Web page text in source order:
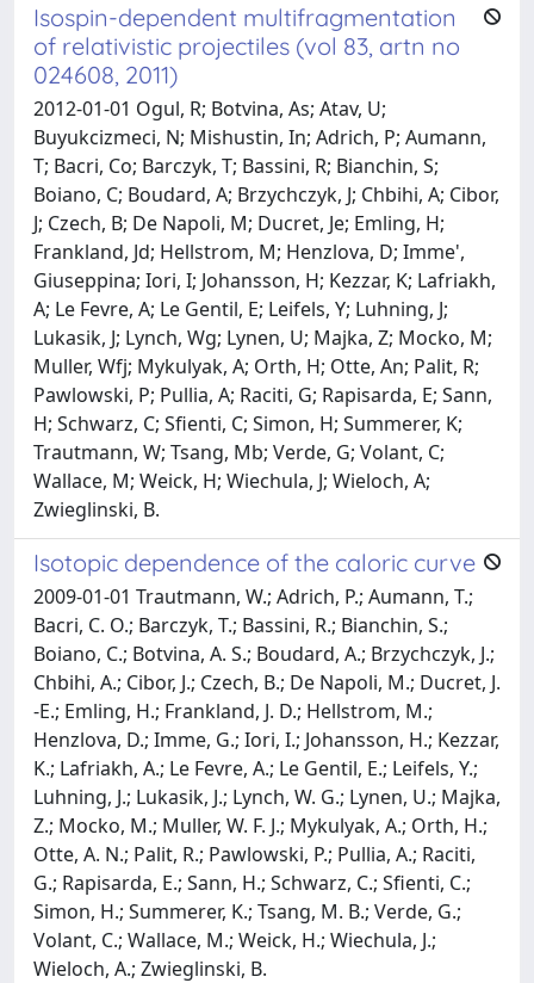
Isospin-dependent multifragmentation
of relativistic projectiles (vol 83, artn no
024608, 2011)
2012-01-01 Ogul, R; Botvina, As; Atav, U;
Buyukcizmeci, N; Mishustin, In; Adrich, P; Aumann,
T; Bacri, Co; Barczyk, T; Bassini, R; Bianchin, S;
Boiano, C; Boudard, A; Brzychczyk, J; Chbihi, A; Cibor,
J; Czech, B; De Napoli, M; Ducret, Je; Emling, H;
Frankland, Jd; Hellstrom, M; Henzlova, D; Imme',
Giuseppina; Iori, I; Johansson, H; Kezzar, K; Lafriakh,
A; Le Fevre, A; Le Gentil, E; Leifels, Y; Luhning, J;
Lukasik, J; Lynch, Wg; Lynen, U; Majka, Z; Mocko, M;
Muller, Wfj; Mykulyak, A; Orth, H; Otte, An; Palit, R;
Pawlowski, P; Pullia, A; Raciti, G; Rapisarda, E; Sann,
H; Schwarz, C; Sfienti, C; Simon, H; Summerer, K;
Trautmann, W; Tsang, Mb; Verde, G; Volant, C;
Wallace, M; Weick, H; Wiechula, J; Wieloch, A;
Zwieglinski, B.
Isotopic dependence of the caloric curve
2009-01-01 Trautmann, W.; Adrich, P.; Aumann, T.;
Bacri, C. O.; Barczyk, T.; Bassini, R.; Bianchin, S.;
Boiano, C.; Botvina, A. S.; Boudard, A.; Brzychczyk, J.;
Chbihi, A.; Cibor, J.; Czech, B.; De Napoli, M.; Ducret, J.
-E.; Emling, H.; Frankland, J. D.; Hellstrom, M.;
Henzlova, D.; Imme, G.; Iori, I.; Johansson, H.; Kezzar,
K.; Lafriakh, A.; Le Fevre, A.; Le Gentil, E.; Leifels, Y.;
Luhning, J.; Lukasik, J.; Lynch, W. G.; Lynen, U.; Majka,
Z.; Mocko, M.; Muller, W. F. J.; Mykulyak, A.; Orth, H.;
Otte, A. N.; Palit, R.; Pawlowski, P.; Pullia, A.; Raciti,
G.; Rapisarda, E.; Sann, H.; Schwarz, C.; Sfienti, C.;
Simon, H.; Summerer, K.; Tsang, M. B.; Verde, G.;
Volant, C.; Wallace, M.; Weick, H.; Wiechula, J.;
Wieloch, A.; Zwieglinski, B.